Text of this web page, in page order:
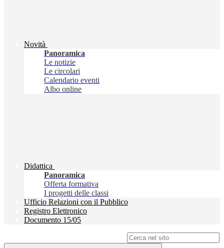
Novità
Panoramica
Le notizie
Le circolari
Calendario eventi
Albo online
Didattica
Panoramica
Offerta formativa
I progetti delle classi
Ufficio Relazioni con il Pubblico
Registro Elettronico
Documento 15/05